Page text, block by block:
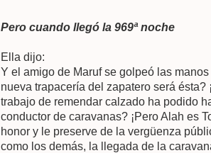
Pero cuando llegó la 969ª noche
Ella dijo:
Y el amigo de Maruf se golpeó las
nueva trapacería del zapatero será ésta?
trabajo de remendar calzado ha podido
conductor de caravanas? ¡Pero Alah es
honor y le preserve de la vergüenza
como los demás, la llegada de la